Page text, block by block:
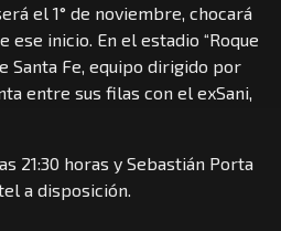
el 1° de noviembre, chocará
inicio. En el estadio “Roque
Santa Fe, equipo dirigido por
entre sus filas con el exSani,
21:30 horas y Sebastián Porta
a disposición.